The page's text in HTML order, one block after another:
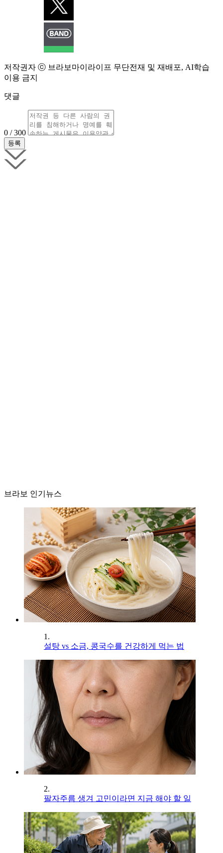
저작권자 ⓒ 브라보마이라이프 무단전재 및 재배포, AI학습
이용 금지
댓글
0 / 300
브라보 인기뉴스
1.
설탕 vs 소금, 콩국수를 건강하게 먹는 법
2.
팔자주름 생겨 고민이라면 지금 해야 할 일